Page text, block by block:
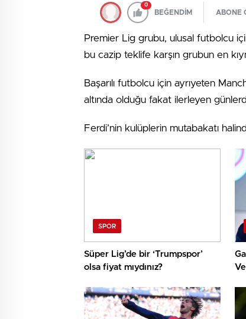
0
BEĞENDİM ABONE
Premier Lig grubu, ulusal futbolcu
bu cazip teklife karşın grubun en
Başarılı futbolcu için ayrıyeten
altında olduğu fakat ilerleyen
Ferdi’nin kulüplerin mutabakatı
SPOR
Süper Lig’de bir ‘Trumpspor’
olsa fiyat mıydınız?